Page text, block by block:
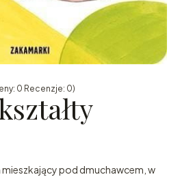
0 Recenzje: 0)
pod dmuchawcem, w